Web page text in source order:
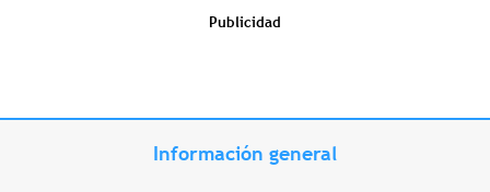
Publicidad
Información general